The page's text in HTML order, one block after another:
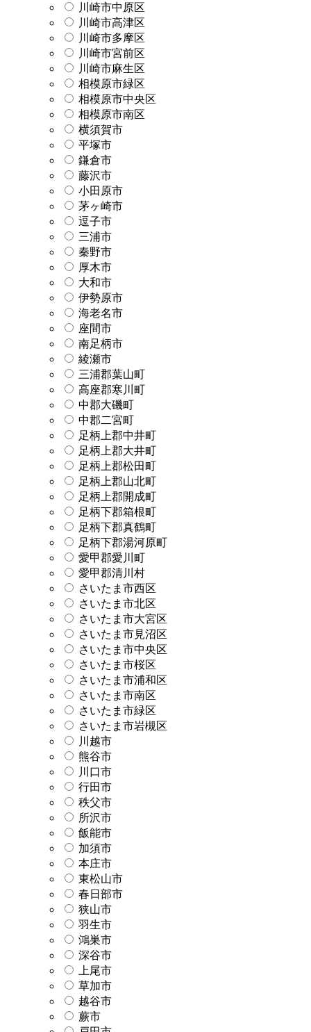
川崎市中原区
川崎市高津区
川崎市多摩区
川崎市宮前区
川崎市麻生区
相模原市緑区
相模原市中央区
相模原市南区
横須賀市
平塚市
鎌倉市
藤沢市
小田原市
茅ヶ崎市
逗子市
三浦市
秦野市
厚木市
大和市
伊勢原市
海老名市
座間市
南足柄市
綾瀬市
三浦郡葉山町
高座郡寒川町
中郡大磯町
中郡二宮町
足柄上郡中井町
足柄上郡大井町
足柄上郡松田町
足柄上郡山北町
足柄上郡開成町
足柄下郡箱根町
足柄下郡真鶴町
足柄下郡湯河原町
愛甲郡愛川町
愛甲郡清川村
さいたま市西区
さいたま市北区
さいたま市大宮区
さいたま市見沼区
さいたま市中央区
さいたま市桜区
さいたま市浦和区
さいたま市南区
さいたま市緑区
さいたま市岩槻区
川越市
熊谷市
川口市
行田市
秩父市
所沢市
飯能市
加須市
本庄市
東松山市
春日部市
狭山市
羽生市
鴻巣市
深谷市
上尾市
草加市
越谷市
蕨市